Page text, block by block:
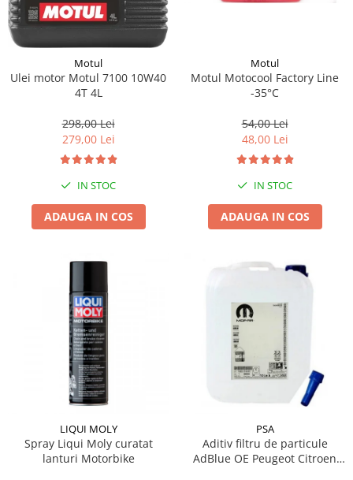
Motul
Ulei motor Motul 7100 10W40
4T 4L
298,00 Lei
279,00 Lei
IN STOC
ADAUGA IN COS
Motul
Motul Motocool Factory Line
-35°C
54,00 Lei
48,00 Lei
IN STOC
ADAUGA IN COS
LIQUI MOLY
Spray Liqui Moly curatat
lanturi Motorbike
PSA
Aditiv filtru de particule
AdBlue OE Peugeot Citroen